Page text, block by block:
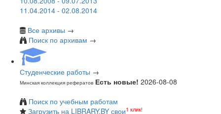
11.04.2014 - 02.08.2014
Все архивы →
Поиск по архивам →
Студенческие работы →
Минская коллекция рефератов Есть новые! 2026-08-08
Поиск по учебным работам
Загрузить на LIBRARY.BY свои1 клик!